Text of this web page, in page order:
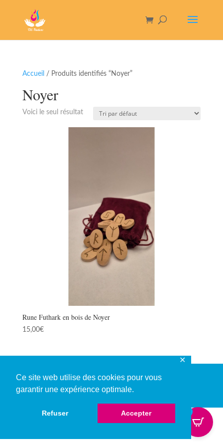
Ce site web utilise des cookies pour vous
garantir une expérience optimale.
Refuser Accepter
✕
Accueil / Produits identifiés “Noyer”
Noyer
Voici le seul résultat
Rune Futhark en bois de Noyer
15,00€
© Copyright 2026